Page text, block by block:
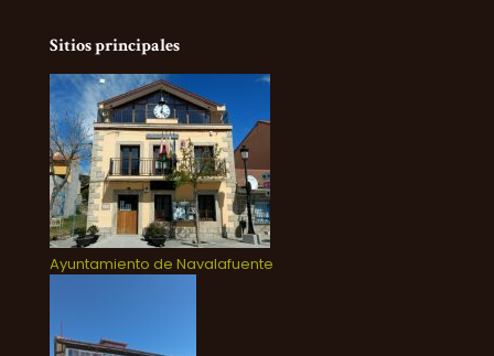
Sitios principales
Ayuntamiento de Navalafuente